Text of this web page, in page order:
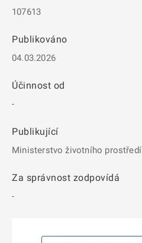
107613
Publikováno
04.03.2026
Účinnost od
-
Publikující
Ministerstvo životního prostředí
Za správnost zodpovídá
-